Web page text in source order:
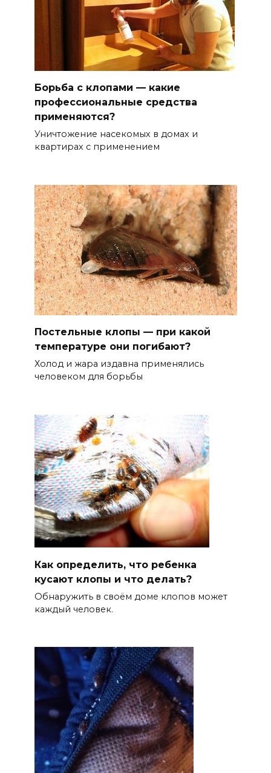
Борьба с клопами — какие
профессиональные средства
применяются?
Уничтожение насекомых в домах и
квартирах с применением
Постельные клопы — при какой
температуре они погибают?
Холод и жара издавна применялись
человеком для борьбы
Как определить, что ребенка
кусают клопы и что делать?
Обнаружить в своём доме клопов может
каждый человек.